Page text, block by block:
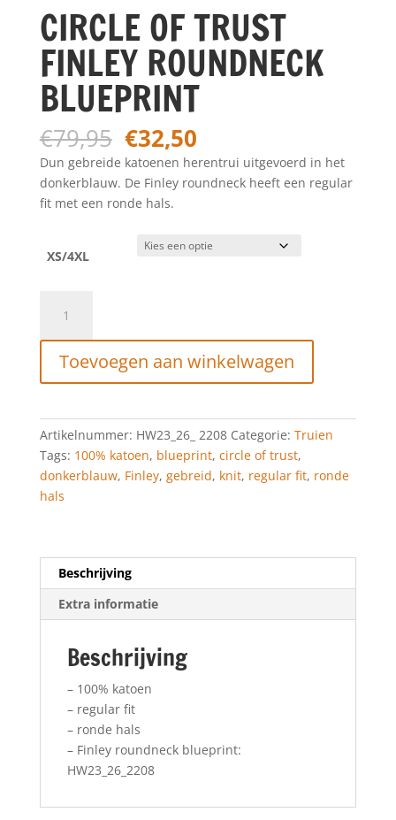
CIRCLE OF TRUST
FINLEY ROUNDNECK
BLUEPRINT
€79,95 Oorspronkelijke
prijs
was:
€79,95.
€32,50Huidige
prijs
is:
€32,50.
Dun gebreide katoenen herentrui uitgevoerd in het
donkerblauw. De Finley roundneck heeft een regular
fit met een ronde hals.
XS/4XL
TRUST
FINLEY
ROUNDNECK
aantal
Toevoegen aan winkelwagen
Artikelnummer: HW23_26_ 2208 Categorie: Truien
Tags: 100% katoen, blueprint, circle of trust,
donkerblauw, Finley, gebreid, knit, regular fit, ronde
hals
Beschrijving
Extra informatie
Beschrijving
– 100% katoen
– regular fit
– ronde hals
– Finley roundneck blueprint:
HW23_26_2208